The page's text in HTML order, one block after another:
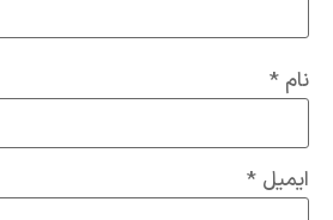
نام *
ایمیل *